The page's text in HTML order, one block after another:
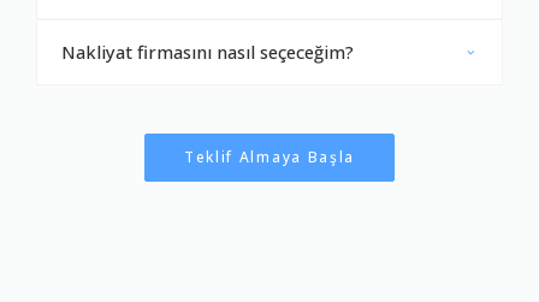
Nakliyat firmasını nasıl seçeceğim?
Teklif Almaya Başla